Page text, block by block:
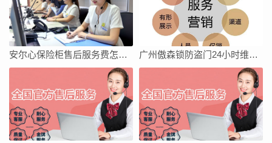
安尔心保险柜售后服务费怎么收 广州傲森锁防盗门24小时维修服务400电话